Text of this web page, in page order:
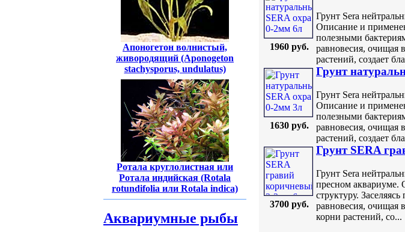
Апоногетон волнистый,
живородящий (Aponogeton
stachysporus, undulatus)
Ротала круглолистная или
Ротала индийская (Rotala
rotundifolia или Rotala indica)
Аквариумные рыбы
1960 руб.
Грунт Sera
Описание и
полезными
равновесия, очищая
растений, создает
1630 руб.
Грунт
Грунт Sera
Описание и
полезными
равновесия, очищая
растений, создает
3700 руб.
Грунт SERA
Грунт Sera
пресном аквариуме.
структуру.
равновесия, очищая
корни растений, со...